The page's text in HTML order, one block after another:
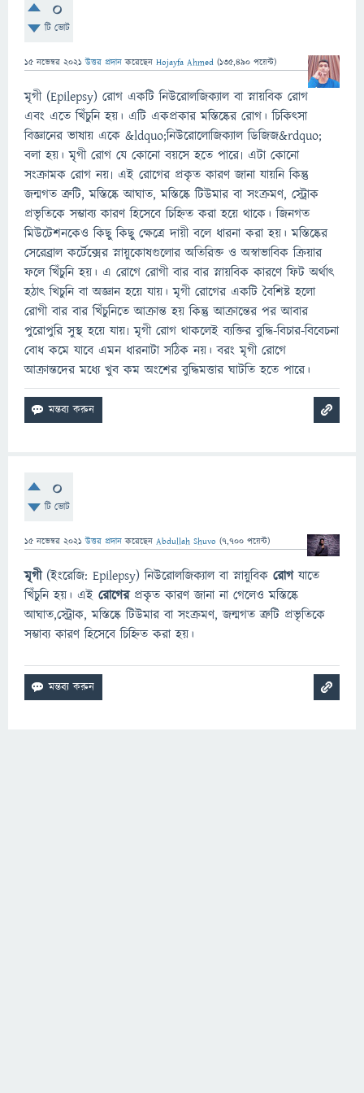
0
টি ভোট
15 নভেম্বর 2021 উত্তর প্রদান করেছেন Hojayfa Ahmed (135,490 পয়েন্ট)
মৃগী (Epilepsy) রোগ একটি নিউরোলজিক্যাল বা স্নায়বিক রোগ
এবং এতে খিঁচুনি হয়। এটি একপ্রকার মস্তিষ্কের রোগ। চিকিৎসা
বিজ্ঞানের ভাষায় একে &ldquo;নিউরোলোজিক্যাল ডিজিজ&rdquo;
বলা হয়। মৃগী রোগ যে কোনো বয়সে হতে পারে৷ এটা কোনো
সংক্রামক রোগ নয়৷ এই রোগের প্রকৃত কারণ জানা যায়নি কিন্তু
জন্মগত ত্রুটি, মস্তিষ্কে আঘাত, মস্তিষ্কে টিউমার বা সংক্রমণ, স্ট্রোক
প্রভৃতিকে সম্ভাব্য কারণ হিসেবে চিহ্নিত করা হয়ে থাকে। জিনগত
মিউটেশনকেও কিছু কিছু ক্ষেত্রে দায়ী বলে ধারনা করা হয়। মস্তিষ্কের
সেরেব্রাল কর্টেক্সের স্নায়ুকোষগুলোর অতিরিক্ত ও অস্বাভাবিক ক্রিয়ার
ফলে খিঁচুনি হয়। এ রোগে রোগী বার বার স্নায়বিক কারণে ফিট অর্থাৎ
হঠাৎ খিচুনি বা অজ্ঞান হয়ে যায়। মৃগী রোগের একটি বৈশিষ্ট হলো
রোগী বার বার খিঁচুনিতে আক্রান্ত হয় কিন্তু আক্রান্তের পর আবার
পুরোপুরি সুস্থ হয়ে যায়৷ মৃগী রোগ থাকলেই ব্যক্তির বুদ্ধি-বিচার-বিবেচনা
বোধ কমে যাবে এমন ধারনাটা সঠিক নয়। বরং মৃগী রোগে
আক্রান্তদের মধ্যে খুব কম অংশের বুদ্ধিমত্তার ঘাটতি হতে পারে।
0
টি ভোট
15 নভেম্বর 2021 উত্তর প্রদান করেছেন Abdullah Shuvo (7,700 পয়েন্ট)
মৃগী(ইংরেজি: Epilepsy) নিউরোলজিক্যাল বা স্নায়ুবিক রোগযাতে
খিঁচুনি হয়। এই রোগেরপ্রকৃত কারণ জানা না গেলেও মস্তিষ্কে
আঘাত,স্ট্রোক, মস্তিষ্কে টিউমার বা সংক্রমণ, জন্মগত ত্রুটি প্রভৃতিকে
সম্ভাব্য কারণ হিসেবে চিহ্নিত করা হয়।